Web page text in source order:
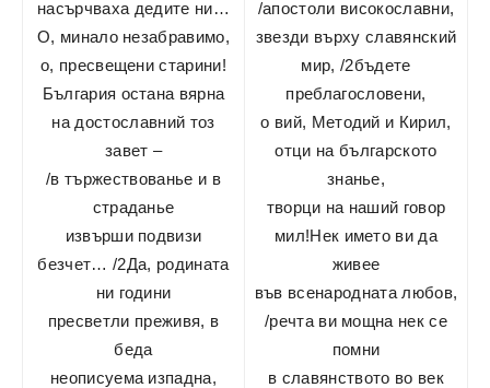
насърчваха дедите ни…
О, минало незабравимо,
о, пресвещени старини!
България остана вярна
на достославний тоз
завет –
/в тържествованье и в
страданье
извърши подвизи
безчет… /2Да, родината
ни години
пресветли преживя, в
беда
неописуема изпадна,
/апостоли високославни,
звезди върху славянский
мир, /2бъдете
преблагословени,
о вий, Методий и Кирил,
отци на българското
знанье,
творци на наший говор
мил!Нек името ви да
живее
във всенародната любов,
/речта ви мощна нек се
помни
в славянството во век